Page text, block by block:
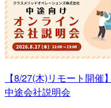
【8/27(木)リモート開
中途会社説明会